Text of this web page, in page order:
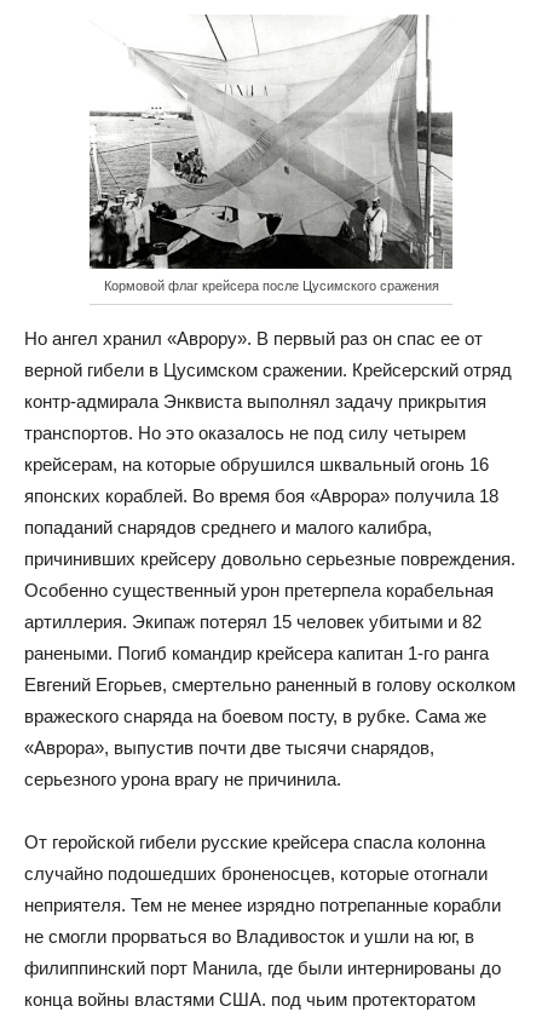
Кормовой флаг крейсера после Цусимского сражения
Но ангел хранил «Аврору». В первый раз он спас ее от
верной гибели в Цусимском сражении. Крейсерский отряд
контр-адмирала Энквиста выполнял задачу прикрытия
транспортов. Но это оказалось не под силу четырем
крейсерам, на которые обрушился шквальный огонь 16
японских кораблей. Во время боя «Аврора» получила 18
попаданий снарядов среднего и малого калибра,
причинивших крейсеру довольно серьезные повреждения.
Особенно существенный урон претерпела корабельная
артиллерия. Экипаж потерял 15 человек убитыми и 82
ранеными. Погиб командир крейсера капитан 1-го ранга
Евгений Егорьев, смертельно раненный в голову осколком
вражеского снаряда на боевом посту, в рубке. Сама же
«Аврора», выпустив почти две тысячи снарядов,
серьезного урона врагу не причинила.
От геройской гибели русские крейсера спасла колонна
случайно подошедших броненосцев, которые отогнали
неприятеля. Тем не менее изрядно потрепанные корабли
не смогли прорваться во Владивосток и ушли на юг, в
филиппинский порт Манила, где были интернированы до
конца войны властями США. под чьим протекторатом